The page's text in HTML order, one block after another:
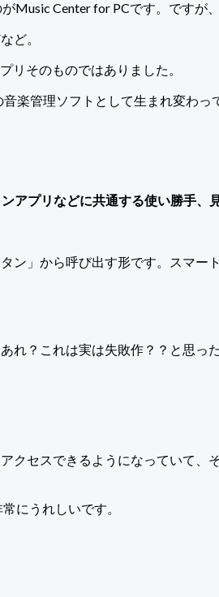
Center for PCです。ですが
ど。
リそのものではありました。
楽管理ソフトとして生まれ変わっ
アプリなどに共通する使い勝手、
」から呼び出す形です。スマー
？これは実は失敗作？？と思
セスできるようになっていて
にうれしいです。